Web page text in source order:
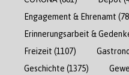
Engagement & Ehrenamt
Erinnerungsarbeit &
Freizeit (1107)
Geschichte (1375)